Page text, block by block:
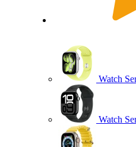
Watch
Watch